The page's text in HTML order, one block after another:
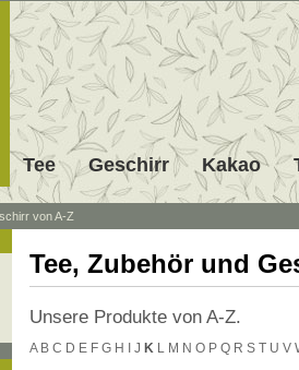
Tee Geschirr Kakao
von A-Z
Tee, Zubehör und
Unsere Produkte von A-Z.
A B C D E F G H J K L M N O P Q R S T U V